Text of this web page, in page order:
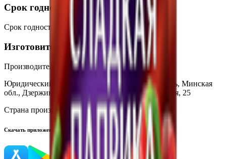
Срок годности
Срок годности
Изготовитель
Производитель:
ООО «Гурмина-ПРО»
Юридический адрес:
222750, Республика Беларусь, Минская
обл., Дзержинский р-н, г. Фаниполь, ул. Заводская, 25
Страна производства:Республика Беларусь
Скачать приложение